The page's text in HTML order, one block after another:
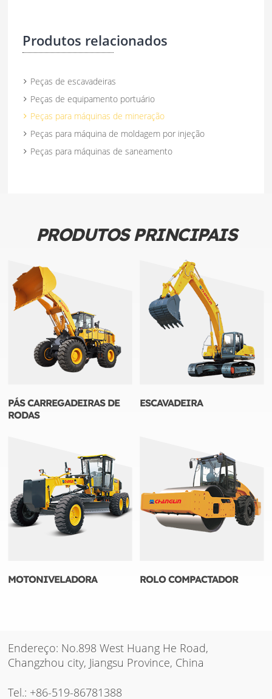
Produtos relacionados
Peças de escavadeiras
Peças de equipamento portuário
Peças para máquinas de mineração
Peças para máquina de moldagem por injeção
Peças para máquinas de saneamento
PRODUTOS PRINCIPAIS
PÁS CARREGADEIRAS DE
RODAS
ESCAVADEIRA
MOTONIVELADORA ROLO COMPACTADOR
Endereço: No.898 West Huang He Road,
Changzhou city, Jiangsu Province, China
Tel.: +86-519-86781388